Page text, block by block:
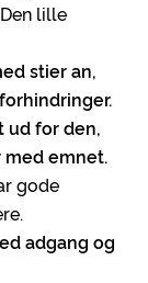
lille
stier an,
ud for den,
emnet.
gode
adgang og